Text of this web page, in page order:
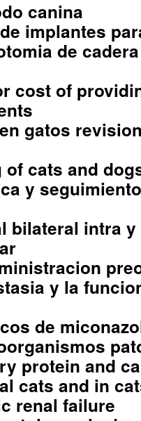
canina
implantes
de cadera
cost of
gatos
cats and
y
bilateral intra
y la
de
protein and
cats and in
renal failure